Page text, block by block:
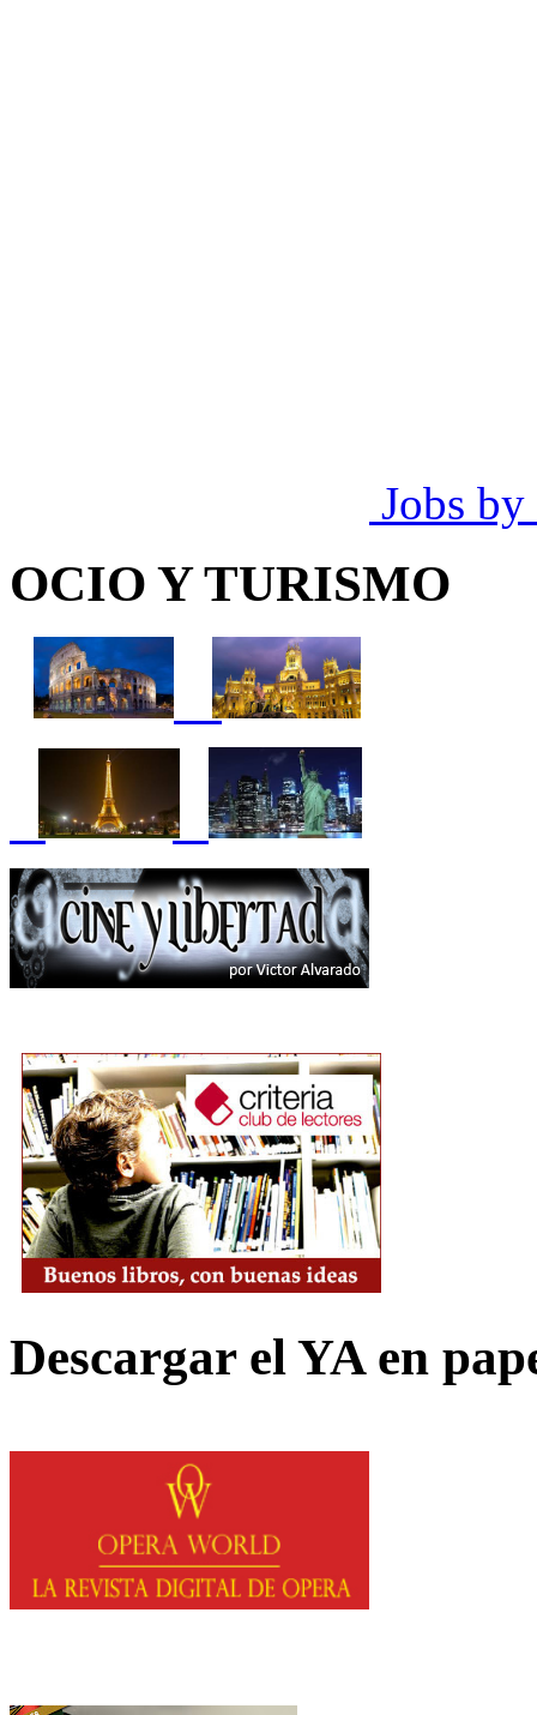
Jobs by
OCIO Y TURISMO
Descargar el YA en